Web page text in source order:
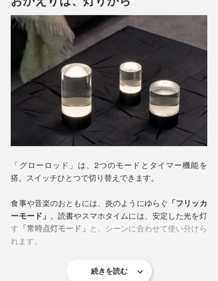
出します。
灯りは、本物のキャンドルの炎を思わせる「1／fゆら
など、自然界に存在する「1／fゆらぎ」は、人が心地よ
さを感じるリズムのひとつと言われています。
規則的すぎず、不規則すぎない絶妙なゆらぎは、気づけ
ば視線を惹きつけ、働き続けた脳をクールダウンしてく
れます。
「グローロッド」は、2つのモードとタイマー機能を
搭。スイッチひとつで切り替えできます。
食事や音楽のおともには、炎のようにゆらぐ 「フリッカ
ーモード」 。読書やスマホタイムには、安定した光を灯
す 「常時点灯モード」 と、シーンに合わせて使い分けら
れます。
続きを読む